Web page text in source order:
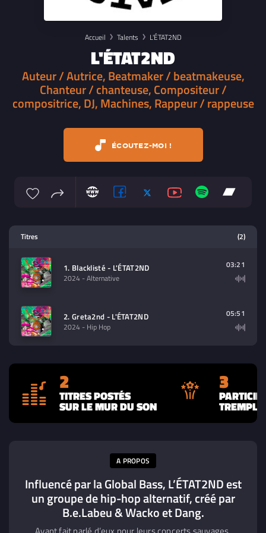
Accueil Talents L'ÉTAT2ND
L'ÉTAT2ND
Auteur / Autrice, Beatmaker / beatmakeuse,
Chanteur / chanteuse, Compositeur /
compositrice, DJ, Machines, Rappeur / rappeuse
ÉCOUTEZ-MOI !
contenu à lire (audio/video)
Titres (2)
1. Blacklisté - L'ÉTAT2ND
2024 - Alternative
03:21
2. Greta2nd - L'ÉTAT2ND
2024 - Hip Hop
05:51
2
TITRES POSTÉS
SUR LE MUR DU SON
3
A PROPOS
Influencé par la Global Bass, L’ÉTAT2ND est
un groupe de hip-hop alternatif, créé par
B.e.Labeu & Wacko et Dang.